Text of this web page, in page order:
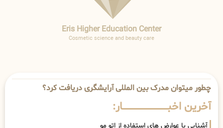
Eris Higher Education Center
Cosmetic science and beauty care
چطور میتوان مدرک بین المللی آرایشگری دریافت کرد؟
آخرین اخبــــــــــــــــــــــــــــــار:
آشنایی با عوارض های استفاده از اتو مو